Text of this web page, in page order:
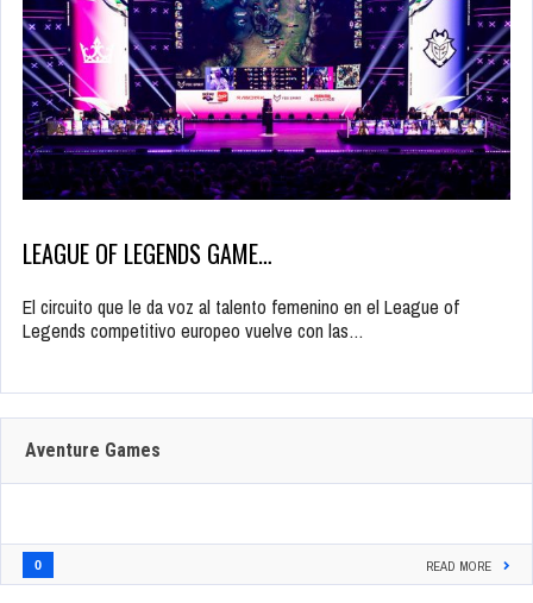
LEAGUE OF LEGENDS GAME…
El circuito que le da voz al talento femenino en el League of
Legends competitivo europeo vuelve con las…
Aventure Games
0 READ MORE